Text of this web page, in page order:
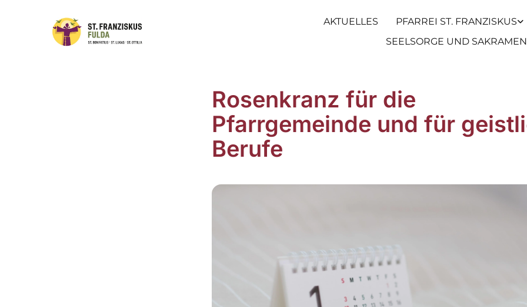
AKTUELLES
PFARREI ST. FRANZISKUS
SEELSORGE UND
Rosenkranz für die
Pfarrgemeinde und für
Berufe